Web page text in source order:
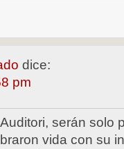
dice:
pm
serán solo
vida con su